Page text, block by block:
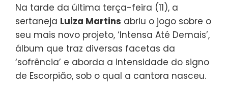
Na tarde da última terça-feira (11), a
sertaneja Luiza Martins abriu o jogo sobre o
seu mais novo projeto, ‘Intensa Até Demais’,
álbum que traz diversas facetas da
‘sofrência’ e aborda a intensidade do signo
de Escorpião, sob o qual a cantora nasceu.